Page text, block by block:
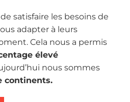
satisfaire les besoins de
adapter à leurs
Cela nous a permis
élevé
nous sommes
continents.